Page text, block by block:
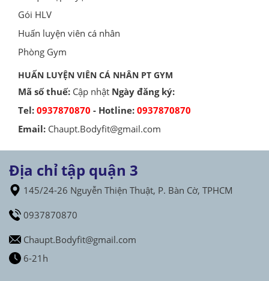
Gói HLV
Huấn luyện viên cá nhân
Phòng Gym
HUẤN LUYỆN VIÊN CÁ NHÂN PT GYM
Mã số thuế: Cập nhật Ngày đăng ký:
Tel: 0937870870 - Hotline: 0937870870
Email: Chaupt.Bodyfit@gmail.com
Địa chỉ tập quận 3
145/24-26 Nguyễn Thiện Thuật, P. Bàn Cờ, TPHCM
0937870870
Chaupt.Bodyfit@gmail.com
6-21h